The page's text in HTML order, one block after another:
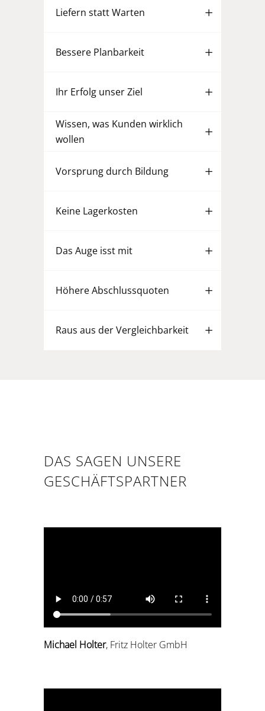
Liefern statt Warten
Bessere Planbarkeit
Ihr Erfolg unser Ziel
Wissen, was Kunden wirklich
wollen
Vorsprung durch Bildung
Keine Lagerkosten
Das Auge isst mit
Höhere Abschlussquoten
Raus aus der Vergleichbarkeit
DAS SAGEN UNSERE
GESCHÄFTSPARTNER
Michael Holter, Fritz Holter GmbH